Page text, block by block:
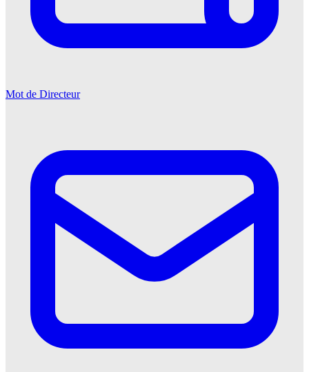
Mot de Directeur